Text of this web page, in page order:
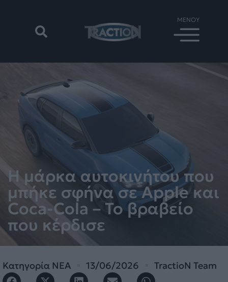
Η μάρκα αυτοκινήτου που
μπήκε σφήνα σε Apple και
Coca-Cola – Το βραβείο
που κέρδισε
Κατηγορία ΝΕΑ 13/06/2026 TractioN Team